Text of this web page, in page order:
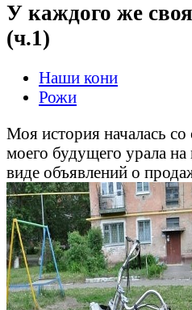
У каждого же
(ч.1)
Наши кони
Рожи
Моя история началась со
моего будущего урала на
виде объявлений о